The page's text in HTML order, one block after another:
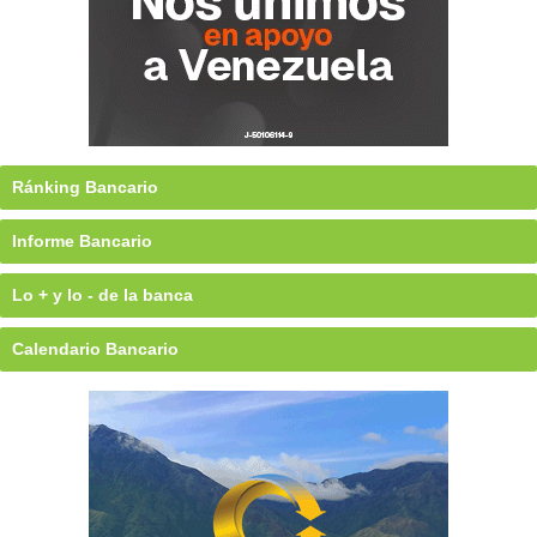
Ránking Bancario
Informe Bancario
Lo + y lo - de la banca
Calendario Bancario